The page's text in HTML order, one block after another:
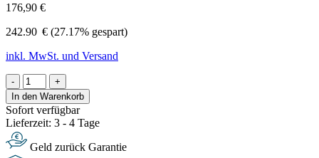
176,90 €
242.90 € (27.17% gespart)
inkl. MwSt. und Versand
-
+
In den Warenkorb
Sofort verfügbar
Lieferzeit: 3 - 4 Tage
Geld zurück Garantie